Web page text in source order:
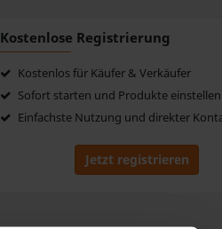
Kostenlose Registrierung
Kostenlos für Käufer & Verkäufer
Sofort starten und Produkte einstellen
Einfachste Nutzung und direkter
Jetzt registrieren